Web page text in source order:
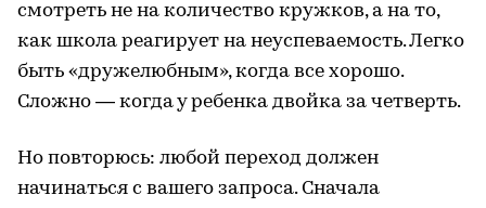
смотреть не на количество кружков, а на то,
как школа реагирует на неуспеваемость. Легко
быть «дружелюбным», когда все хорошо.
Сложно — когда у ребенка двойка за четверть.
Но повторюсь: любой переход должен
начинаться с вашего запроса. Сначала